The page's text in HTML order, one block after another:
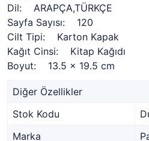
Dil: ARAPÇA,TÜRKÇE
Sayfa Sayısı: 120
Cilt Tipi: Karton Kapak
Kağıt Cinsi: Kitap Kağıdı
Boyut: 13.5 x 19.5 cm
Diğer Özellikler
Stok Kodu
Marka